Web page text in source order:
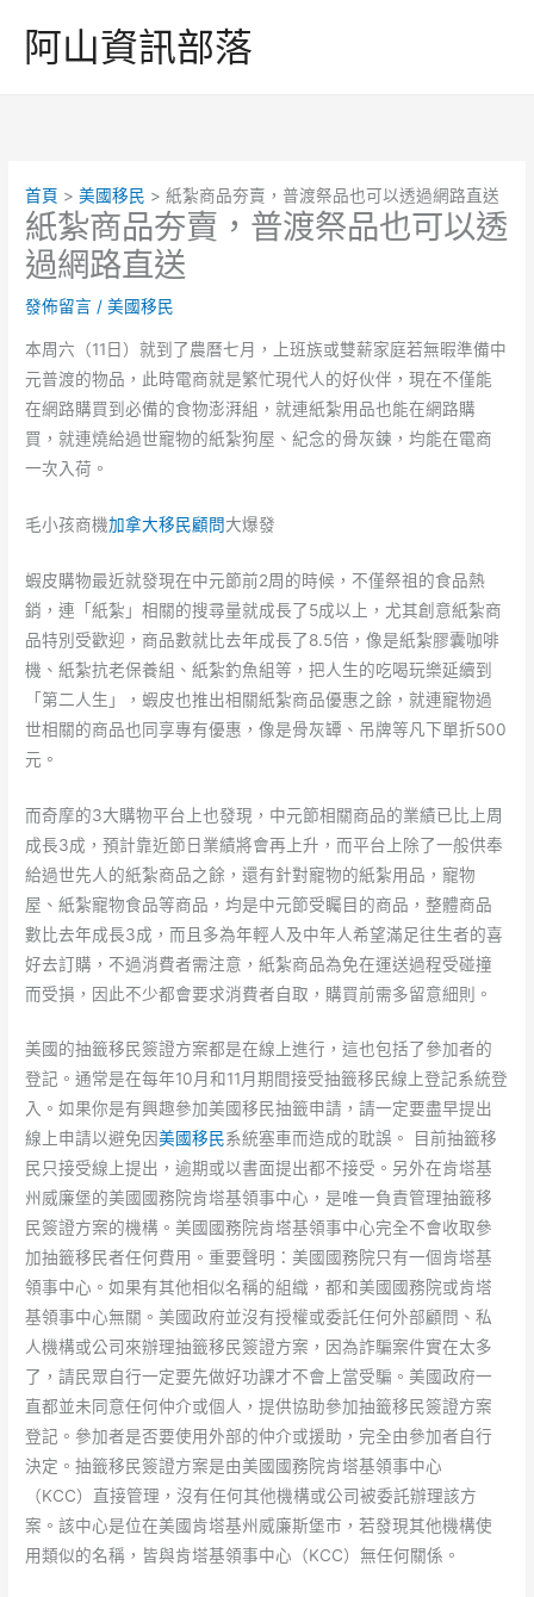
阿山資訊部落
首頁 美國移民 紙紮商品夯賣，普渡祭品也可以透過網路直送
紙紮商品夯賣，普渡祭品也可以透
過網路直送
發佈留言 /美國移民
本周六（11日）就到了農曆七月，上班族或雙薪家庭若無暇準備中
元普渡的物品，此時電商就是繁忙現代人的好伙伴，現在不僅能
在網路購買到必備的食物澎湃組，就連紙紮用品也能在網路購
買，就連燒給過世寵物的紙紮狗屋、紀念的骨灰鍊，均能在電商
一次入荷。
毛小孩商機加拿大移民顧問大爆發
蝦皮購物最近就發現在中元節前2周的時候，不僅祭祖的食品熱
銷，連「紙紮」相關的搜尋量就成長了5成以上，尤其創意紙紮商
品特別受歡迎，商品數就比去年成長了8.5倍，像是紙紮膠囊咖啡
機、紙紮抗老保養組、紙紮釣魚組等，把人生的吃喝玩樂延續到
「第二人生」，蝦皮也推出相關紙紮商品優惠之餘，就連寵物過
世相關的商品也同享專有優惠，像是骨灰罈、吊牌等凡下單折500
元。
而奇摩的3大購物平台上也發現，中元節相關商品的業績已比上周
成長3成，預計靠近節日業績將會再上升，而平台上除了一般供奉
給過世先人的紙紮商品之餘，還有針對寵物的紙紮用品，寵物
屋、紙紮寵物食品等商品，均是中元節受矚目的商品，整體商品
數比去年成長3成，而且多為年輕人及中年人希望滿足往生者的喜
好去訂購，不過消費者需注意，紙紮商品為免在運送過程受碰撞
而受損，因此不少都會要求消費者自取，購買前需多留意細則。
美國的抽籤移民簽證方案都是在線上進行，這也包括了參加者的
登記。通常是在每年10月和11月期間接受抽籤移民線上登記系統登
入。如果你是有興趣參加美國移民抽籤申請，請一定要盡早提出
線上申請以避免因美國移民系統塞車而造成的耽誤。 目前抽籤移
民只接受線上提出，逾期或以書面提出都不接受。另外在肯塔基
州威廉堡的美國國務院肯塔基領事中心，是唯一負責管理抽籤移
民簽證方案的機構。美國國務院肯塔基領事中心完全不會收取參
加抽籤移民者任何費用。重要聲明：美國國務院只有一個肯塔基
領事中心。如果有其他相似名稱的組織，都和美國國務院或肯塔
基領事中心無關。美國政府並沒有授權或委託任何外部顧問、私
人機構或公司來辦理抽籤移民簽證方案，因為詐騙案件實在太多
了，請民眾自行一定要先做好功課才不會上當受騙。美國政府一
直都並未同意任何仲介或個人，提供協助參加抽籤移民簽證方案
登記。參加者是否要使用外部的仲介或援助，完全由參加者自行
決定。抽籤移民簽證方案是由美國國務院肯塔基領事中心
（KCC）直接管理，沒有任何其他機構或公司被委託辦理該方
案。該中心是位在美國肯塔基州威廉斯堡市，若發現其他機構使
用類似的名稱，皆與肯塔基領事中心（KCC）無任何關係。